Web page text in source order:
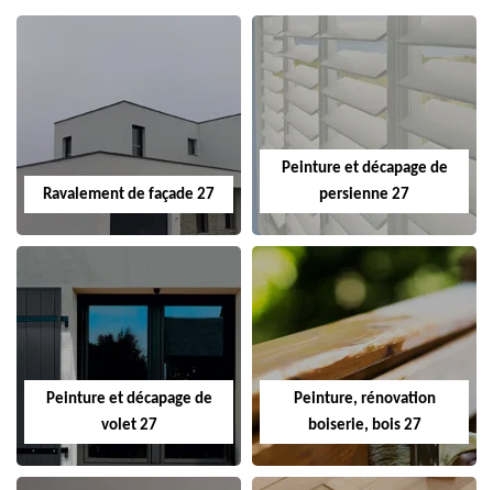
Ravalement de façade 27
Peinture et décapage de
persienne 27
Peinture et décapage de
volet 27
Peinture, rénovation
boiserie, bois 27